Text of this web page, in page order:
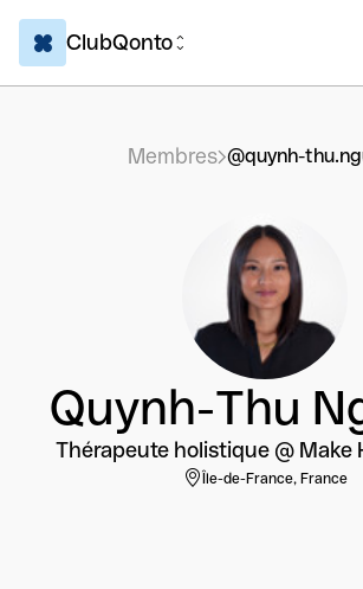
ClubQonto
Membres @quynh-
Quynh-Thu
Thérapeute holistique @ Make
Île-de-France, France